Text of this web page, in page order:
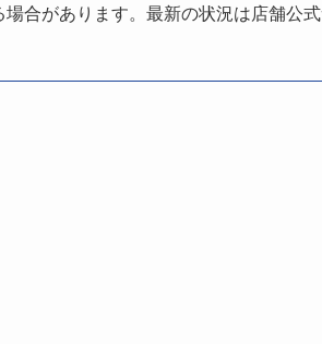
場合があります。最新の状況は店舗公